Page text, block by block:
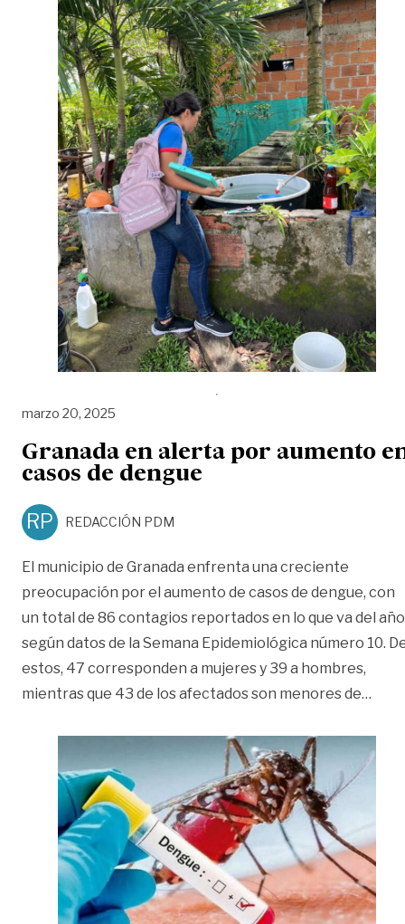
marzo 20, 2025
Granada en alerta por aumento
casos de dengue
RP REDACCIÓN PDM
El municipio de Granada enfrenta una creciente
preocupación por el aumento de casos de dengue, con
un total de 86 contagios reportados en lo que va del
según datos de la Semana Epidemiológica número 10.
estos, 47 corresponden a mujeres y 39 a hombres,
mientras que 43 de los afectados son menores de…